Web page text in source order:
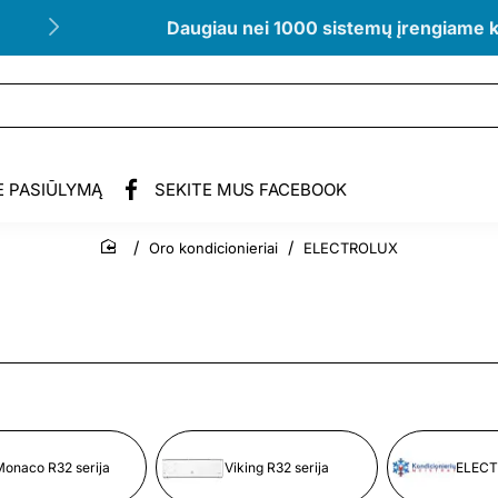
Daugiau nei 1000 sistemų įrengiame
PASIŪLYMĄ SEKITE MUS FACEBOOK
home
Oro kondicionieriai ELECTROLUX
R32 serija Viking R32 serija